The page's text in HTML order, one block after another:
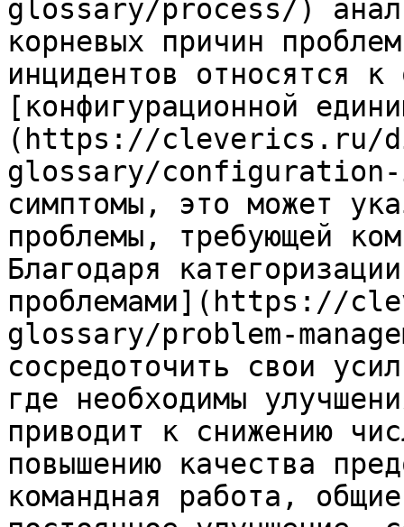
glossary/process/)
корневых причин
инцидентов относятся
[конфигурационной
(https://cleverics.ru/
glossary/configuration-
симптомы, это может
проблемы, требующей
Благодаря
проблемами](https://
glossary/problem-
сосредоточить свои
где необходимы
приводит к снижению
повышению качества
командная работа,